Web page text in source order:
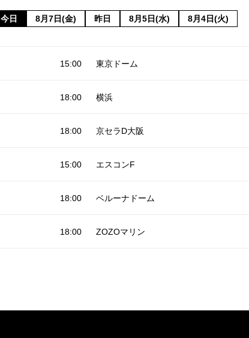
今日 8月7日(金) 昨日 8月5日(水) 8月4日(火)
15:00 東京ドーム
18:00 横浜
18:00 京セラD大阪
15:00 エスコンF
18:00 ベルーナドーム
18:00 ZOZOマリン